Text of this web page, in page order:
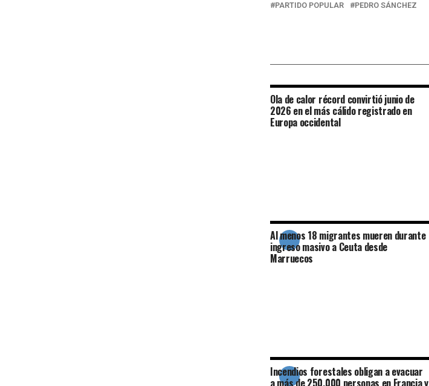
PARTIDO POPULAR
PEDRO SÁNCHEZ
Ola de calor récord convirtió junio de
2026 en el más cálido registrado en
Europa occidental
Al menos 18 migrantes mueren durante
ingreso masivo a Ceuta desde
Marruecos
Incendios forestales obligan a evacuar
a más de 250.000 personas en Francia y